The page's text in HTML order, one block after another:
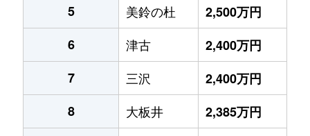
5
美鈴の杜
2,500万円
6
津古
2,400万円
7
三沢
2,400万円
8
大板井
2,385万円